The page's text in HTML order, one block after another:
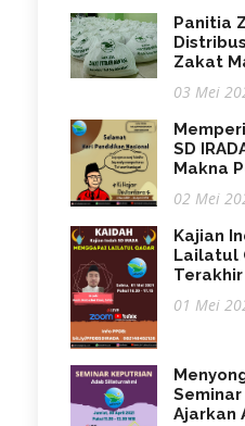
Panitia
Zakat
03 Mei
SD
Makna
02 Mei
Kajian
Lailatul
01 Mei
Seminar
Ajarkan